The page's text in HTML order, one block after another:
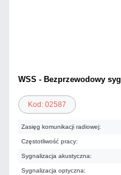
WSS - Bezprzewodowy
Kod: 02587
Zasięg komunikacji radiowej:
Częstotliwość pracy:
Sygnalizacja akustyczna:
Sygnalizacja optyczna: